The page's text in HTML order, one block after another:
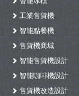
工業售貨機
智能點餐機
售貨機商城
智能售貨機設計
智能咖啡機設計
售貨機改造設計